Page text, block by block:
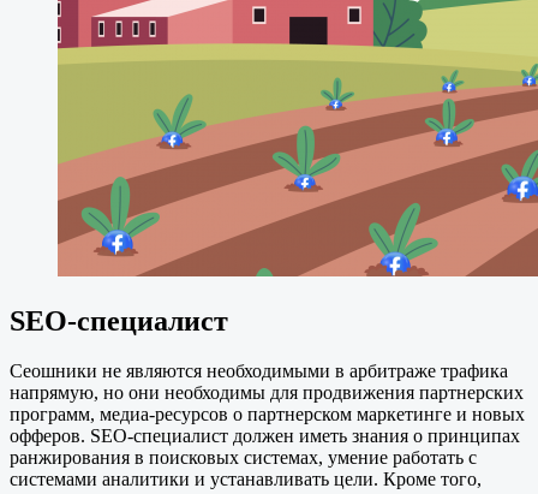
SEO-специалист
Сеошники не являются необходимыми в арбитраже трафика
напрямую, но они необходимы для продвижения партнерских
программ, медиа-ресурсов о партнерском маркетинге и новых
офферов. SEO-специалист должен иметь знания о принципах
ранжирования в поисковых системах, умение работать с
системами аналитики и устанавливать цели. Кроме того,